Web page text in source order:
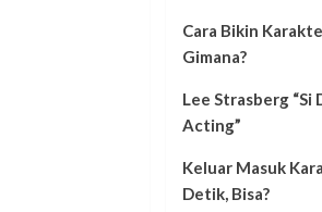
Cara Bikin
Gimana?
Lee Strasberg
Acting”
Keluar Masuk
Detik, Bisa?